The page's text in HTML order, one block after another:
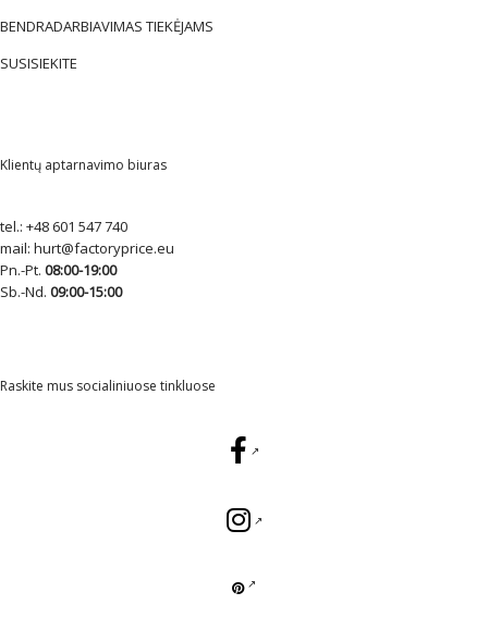
BENDRADARBIAVIMAS TIEKĖJAMS
SUSISIEKITE
Klientų aptarnavimo biuras
tel.: +48 601 547 740
mail: hurt@factoryprice.eu
Pn.-Pt. 08:00-19:00
Sb.-Nd. 09:00-15:00
Raskite mus socialiniuose tinkluose